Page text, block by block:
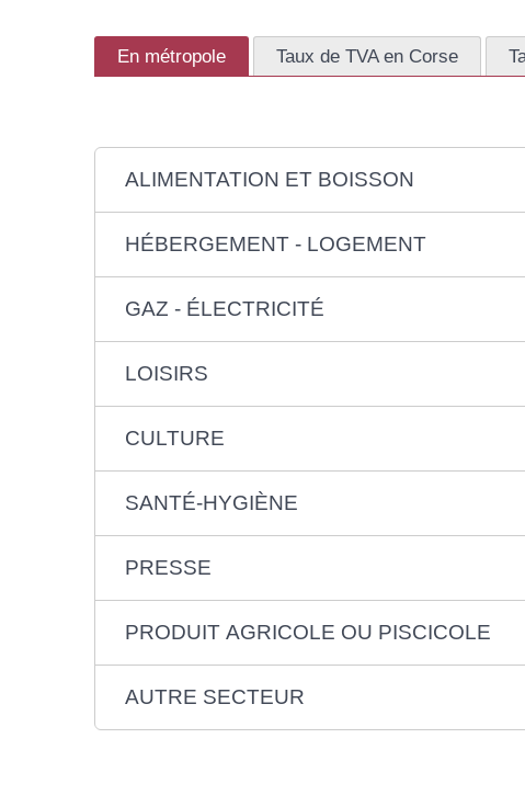
En métropole Taux de TVA en Corse
ALIMENTATION ET BOISSON
HÉBERGEMENT - LOGEMENT
GAZ - ÉLECTRICITÉ
LOISIRS
CULTURE
SANTÉ-HYGIÈNE
PRESSE
PRODUIT AGRICOLE OU PISCICOLE
AUTRE SECTEUR